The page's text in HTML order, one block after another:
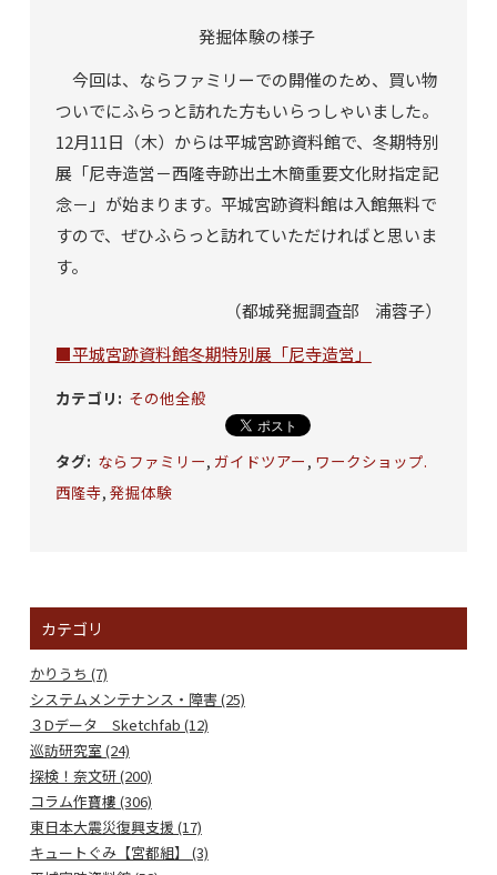
発掘体験の様子
今回は、ならファミリーでの開催のため、買い物
ついでにふらっと訪れた方もいらっしゃいました。
12月11日（木）からは平城宮跡資料館で、冬期特別
展「尼寺造営－西隆寺跡出土木簡重要文化財指定記
念－ 」が始まります。平城宮跡資料館は入館無料で
すので、ぜひふらっと訪れていただければと思いま
す。
（都城発掘調査部 浦蓉子）
■平城宮跡資料館冬期特別展「尼寺造営」
カテゴリ : その他全般
タグ: ならファミリー, ガイドツアー , ワークショップ.
西隆寺, 発掘体験
カテゴリ
かりうち (7)
システムメンテナンス・障害 (25)
３Dデータ Sketchfab (12)
巡訪研究室 (24)
探検！奈文研 (200)
コラム作寶樓 (306)
東日本大震災復興支援 (17)
キュートぐみ【宮都組】 (3)